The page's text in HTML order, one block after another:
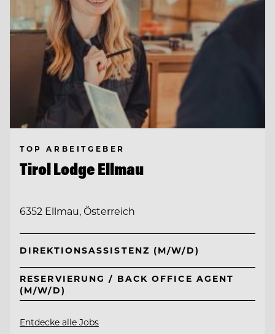
TOP ARBEITGEBER
Tirol Lodge Ellmau
6352 Ellmau, Österreich
DIREKTIONSASSISTENZ (M/W/D)
RESERVIERUNG / BACK OFFICE AGENT
(M/W/D)
Entdecke alle Jobs